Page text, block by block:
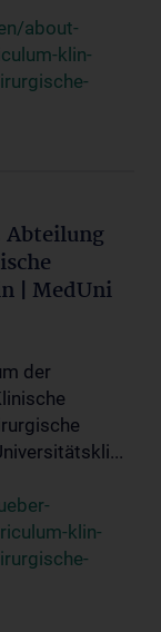
about-
klin-
Abteilung
| MedUni
der
klin-